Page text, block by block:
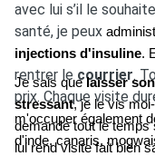
avec lui s’il le
santé, je peux
injections d'insuline.
rentrer le courrier.
prix. Chaque visite
m'occuper également
d'inde, canaris,
Je sais quelaisser
stressant, je le vis
demande tout le temps
lui rend visite fait bien